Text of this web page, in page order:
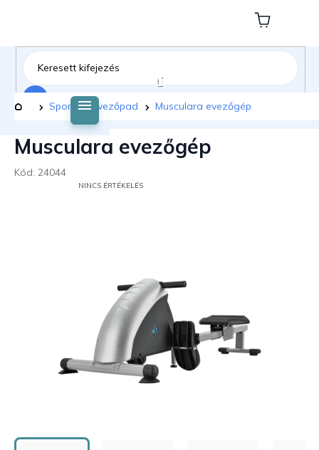
tartalomhoz
Kosár
Kezdőlap
Sport Evezőpad Musculara evezőgép
Musculara evezőgép
Kód: 24044
NINCS ÉRTÉKELÉS